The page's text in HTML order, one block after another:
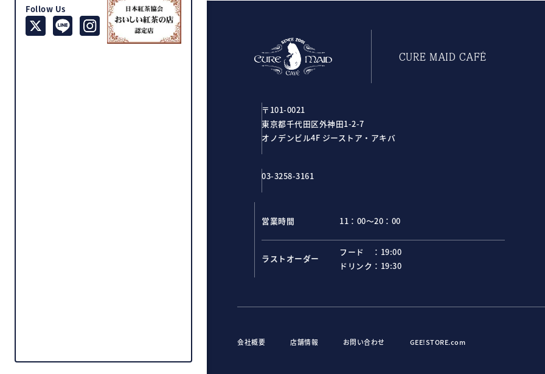
Follow Us
CURE MAID CAFÉ
〒101-0021
東京都千代田区外神田1-2-7
オノデンビル4F ジーストア・アキバ
03-3258-3161
営業時間 11：00～20：00
ラストオーダー
フード ： 19:00
ドリンク： 19:30
会社概要 店舗情報 お問い合わせ GEE!STORE.com